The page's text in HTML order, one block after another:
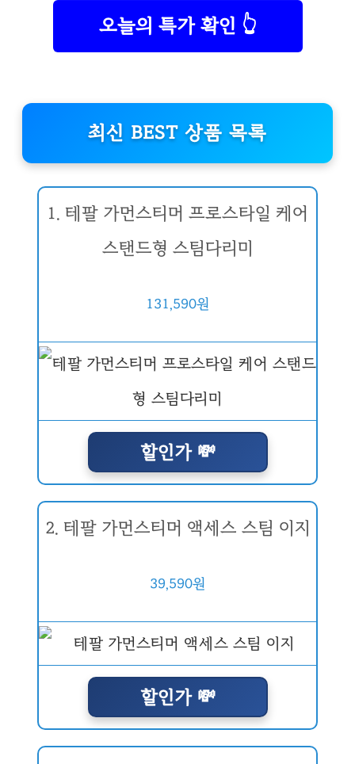
오늘의 특가 확인 👆
최신 BEST 상품 목록
1. 테팔 가먼스티머 프로스타일 케어
스탠드형 스팀다리미
131,590원
할인가 💸
2. 테팔 가먼스티머 액세스 스팀 이지
39,590원
할인가 💸